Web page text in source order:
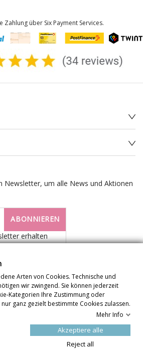
Zahlung über Six Payment Services.
Newsletter, um alle News und Aktionen
ABONNIEREN
erhalten
Arten von Cookies. Technische und
wir zwingend. Sie können jederzeit
Kategorien Ihre Zustimmung oder
ganz gezielt bestimmte Cookies zulassen.
Mehr Info
Akzeptiere alle
Reject all